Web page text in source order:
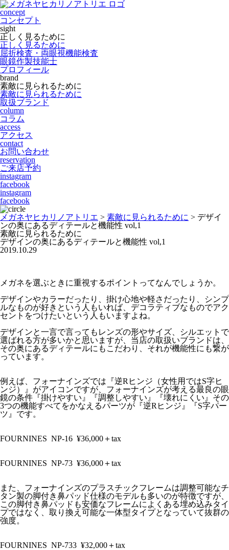
concept
コンセプト
sight
正しく見るために
正しく見るために
屈折検査・両眼視機能検査
眼鏡作製技能士
プロフィール
brand
素敵に見られるために
素敵に見られるために
取扱ブランド
column
コラム
access
アクセス
contact
お問い合わせ
reservation
ご来店予約
instagram
facebook
instagram
facebook
メガネヤヒカリノアトリエ > 素敵に見られるために > デザイ
ンの奥にあるディテールと機能性 vol,1
素敵に見られるために
デザインの奥にあるディテールと機能性 vol,1
2019.10.29
メガネを選ぶときに重視するポイントってなんでしょうか。
デザインやカラーだったり、掛け心地や軽さだったり、シンプ
ルなものが好きという人もいれば、デコラティブなものでアク
セントをつけたいという人もいますよね。
デザインと一言で言ってもレンズの形やサイズ、シルエットで
選ばれる方が多いかと思いますが、当店の取扱いブランドは、
その奥にあるディテールにもこだわり、それが機能性にも繋が
っています。
例えば、フォーナインズでは『逆Rヒンジ（女性用ではS字ヒ
ンジ）』がアイコンですが、フォーナインズが考える最良の眼
鏡の条件『掛けやすい』『調整しやすい』『壊れにくい』その
3つの機能すべてをかなえるパーツが『逆Rヒンジ』『S字パー
ツ』です。
FOURNINES NP-16 ¥36,000＋tax
FOURNINES NP-73 ¥36,000＋tax
また、フォーナインズのプラスチックフレームは調整可能なチ
タン製の脚付き鼻パッド仕様のモデルも多いのが特徴ですが、
この脚付き鼻パッドも安価なフレームによくある埋め込みタイ
プではなく、取り換え可能な一体型タイプとなっていて抜群の
強度。
FOURNINES NP-733 ¥32,000＋tax